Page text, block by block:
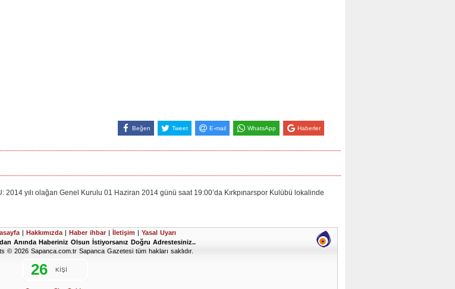
Beğen Tweet E-mail WhatsApp Haberler
yılı olağan Genel Kurulu 01 Haziran 2014 günü saat 19:00’da Kırkpınarspor Kulübü lokalinde
Hakkımızda Haber ihbar İletişim
Yasal Uyarı
Anında Haberiniz Olsun İstiyorsanız Doğru Adrestesiniz..
© 2026 Sapanca.com.tr Sapanca Gazetesi tüm hakları saklıdır.